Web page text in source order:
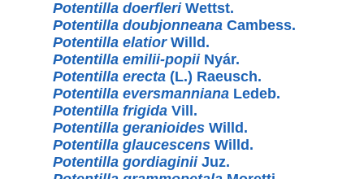
Potentilla doerfleriWettst.
Potentilla doubjonneana Cambess.
Potentilla elatiorWilld.
Potentilla emilii-popiiNyár.
Potentilla erecta (L.) Raeusch.
Potentilla eversmanniana Ledeb.
Potentilla frigida Vill.
Potentilla geranioides Willd.
Potentilla glaucescens Willd.
Potentilla gordiaginiiJuz.